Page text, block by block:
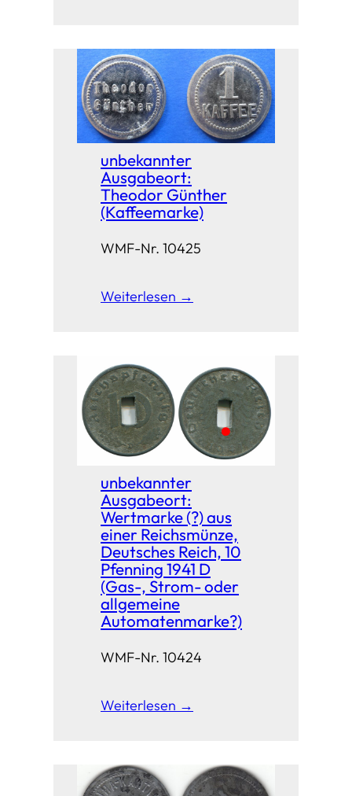
unbekannter
Ausgabeort:
Theodor Günther
(Kaffeemarke)
WMF-Nr. 10425
Weiterlesen →
unbekannter
Ausgabeort:
Wertmarke (?) aus
einer Reichsmünze,
Deutsches Reich, 10
Pfenning 1941 D
(Gas-, Strom- oder
allgemeine
Automatenmarke?)
WMF-Nr. 10424
Weiterlesen →